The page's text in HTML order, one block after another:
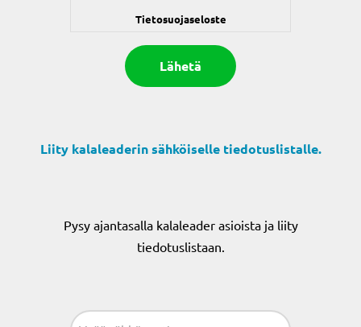
Tietosuojaseloste
Liity kalaleaderin sähköiselle tiedotuslistalle.
Pysy ajantasalla kalaleader asioista ja liity
tiedotuslistaan.
Sähköposti